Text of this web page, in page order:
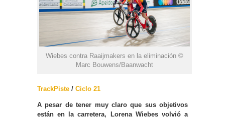
Wiebes contra Raaijmakers en la eliminación ©
Marc Bouwens/Baanwacht
TrackPiste / Ciclo 21
A pesar de tener muy claro que sus objetivos
están en la carretera, Lorena Wiebes volvió a